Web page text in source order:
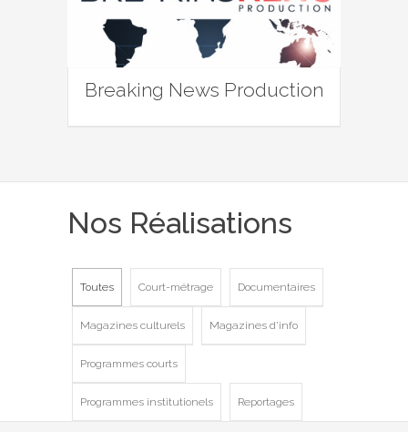
Breaking News Production
Nos Réalisations
Toutes Court-métrage Documentaires
Magazines culturels Magazines d'info
Programmes courts
Programmes institutionels Reportages